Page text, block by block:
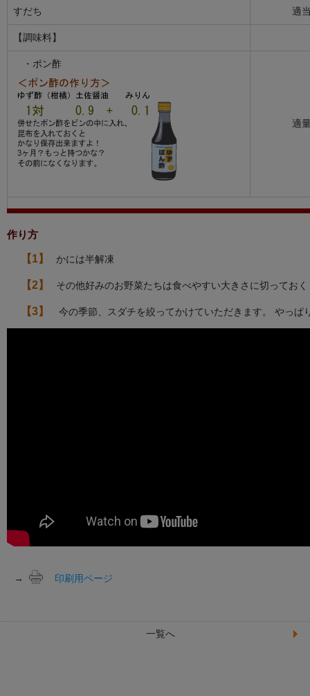
すだち 適
【調味料】
・ポン酢
適
作り方
【1】 かには半解凍
【2】 その他好みのお野菜たちは食べやすい大きさに切っておく
【3】 今の季節、スダチを絞ってかけていただきます。 やっぱ
→ 印刷用ページ
一覧へ